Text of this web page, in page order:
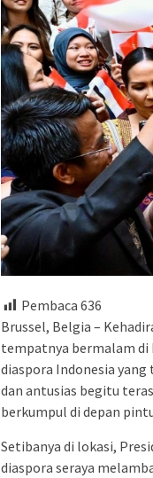
Pembaca 636
Brussel, Belgia –
tempatnya bermalam di
diaspora Indonesia
dan antusias begitu
berkumpul di depan
Setibanya di lokasi,
diaspora seraya